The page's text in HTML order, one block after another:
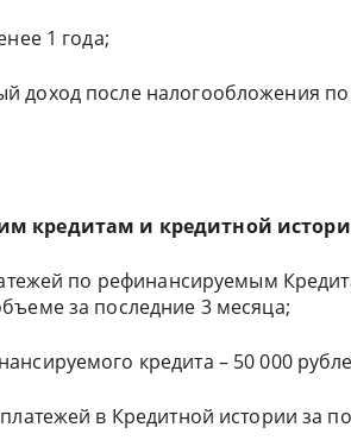
1 года;
доход после налогообложения
кредитам и кредитной
по рефинансируемым
за последние 3 месяца;
кредита – 50 000
в Кредитной истории за